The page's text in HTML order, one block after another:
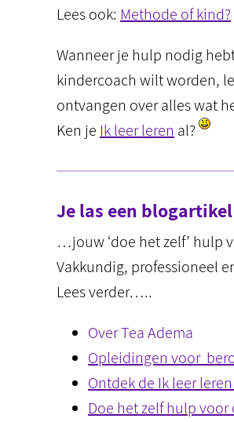
Lees ook: Methode of kind?
Wanneer je hulp nodig
kindercoach wilt worden,
ontvangen over alles wat
Ken je Ik leer leren al?
Je las een
…jouw ‘doe het zelf’ hulp
Vakkundig, professioneel
Lees verder…..
Over Tea Adema
Opleidingen voor
Ontdek de Ik leer
Doe het zelf hulp voor